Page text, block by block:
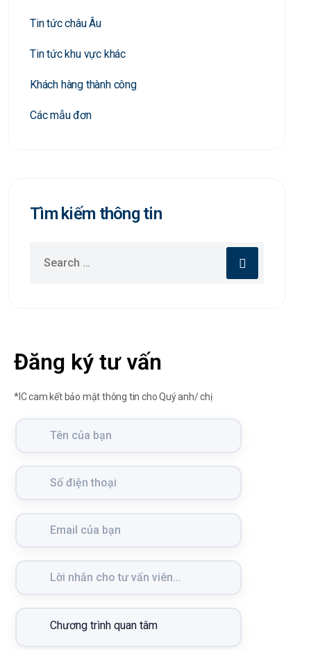
Tin tức châu Âu
Tin tức khu vực khác
Khách hàng thành công
Các mẫu đơn
Tìm kiếm thông tin
Đăng ký tư vấn
*IC cam kết bảo mật thông tin cho Quý anh/ chị